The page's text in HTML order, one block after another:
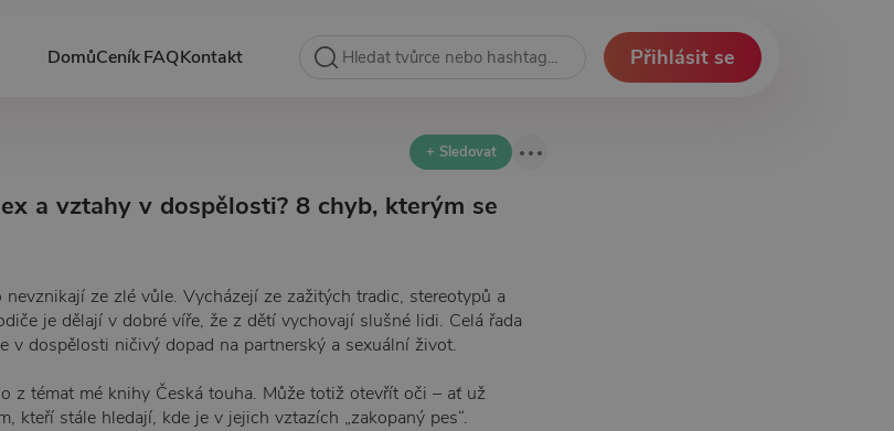
DomůCeníkFAQKontakt Přihlásit se
+ Sledovat
a vztahy v dospělosti? 8 chyb, kterým se
ze zlé vůle. Vycházejí ze zažitých tradic, stereotypů a
je dělají v dobré víře, že z dětí vychovají slušné lidi. Celá řada
v dospělosti ničivý dopad na partnerský a sexuální život.
z témat mé knihy Česká touha. Může totiž otevřít oči – ať už
kteří stále hledají, kde je v jejich vztazích „zakopaný pes“.